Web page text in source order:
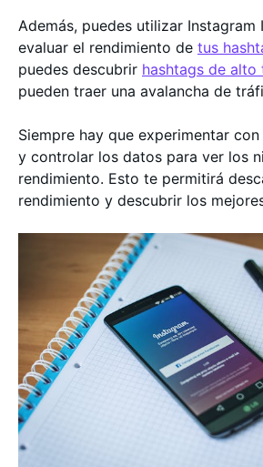
Además, puedes utilizar Instagram
evaluar el rendimiento de tus
puedes descubrir hashtags de alto
pueden traer una avalancha de
Siempre hay que experimentar
y controlar los datos para ver los
rendimiento. Esto te permitirá
rendimiento y descubrir los